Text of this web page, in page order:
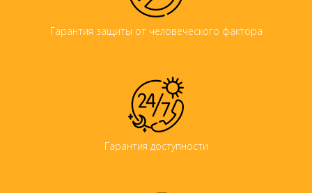
Гарантия защиты от человеческого фактора
Гарантия доступности